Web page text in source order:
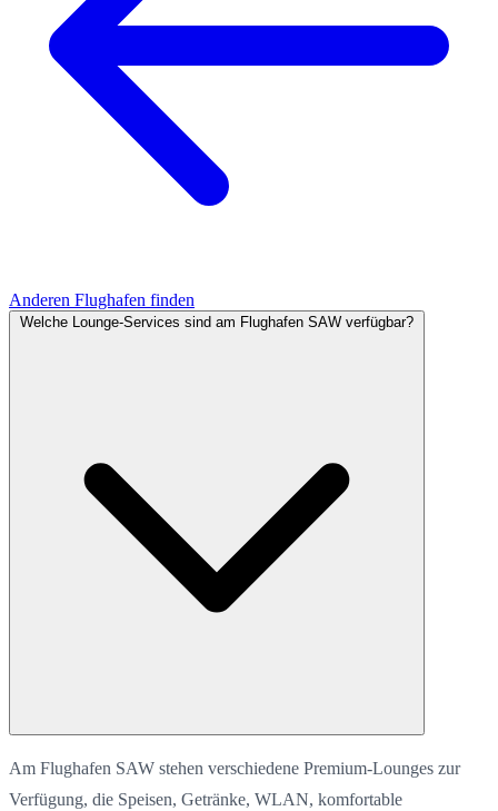
Anderen Flughafen finden
Welche Lounge-Services sind am Flughafen SAW verfügbar?
Am Flughafen SAW stehen verschiedene Premium-Lounges zur
Verfügung, die Speisen, Getränke, WLAN, komfortable